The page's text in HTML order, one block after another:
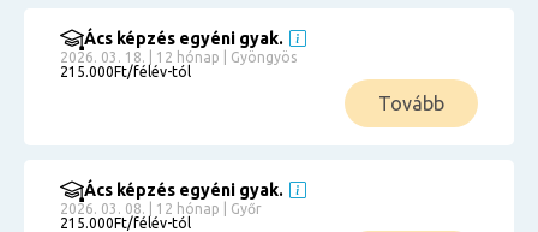
Ács képzés egyéni gyak.
2026. 03. 18. | 12 hónap | Gyöngyös
215.000Ft/félév-tól
Tovább
Ács képzés egyéni gyak.
2026. 03. 08. | 12 hónap | Győr
215.000Ft/félév-tól